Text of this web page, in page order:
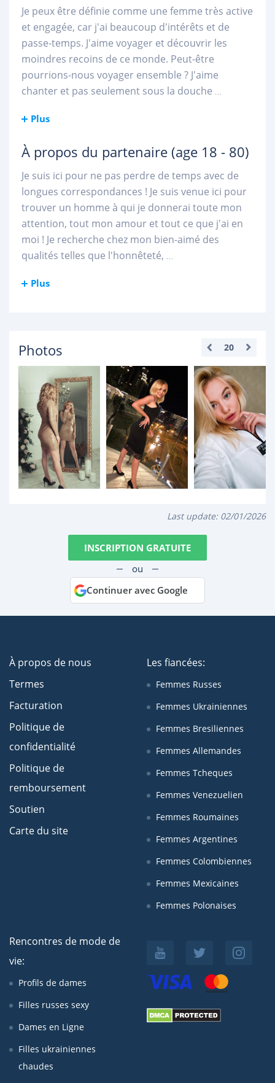
Je peux être définie comme une femme très active
et engagée, car j'ai beaucoup d'intérêts et de
passe-temps. J'aime voyager et découvrir les
moindres recoins de ce monde. Peut-être
pourrions-nous voyager ensemble ? J'aime
chanter et pas seulement sous la douche ...
Plus
À propos du partenaire (age 18 - 80)
Je suis ici pour ne pas perdre de temps avec de
longues correspondances ! Je suis venue ici pour
trouver un homme à qui je donnerai toute mon
attention, tout mon amour et tout ce que j'ai en
moi ! Je recherche chez mon bien-aimé des
qualités telles que l'honnêteté, ...
Plus
Photos 20
Last update: 02/01/2026
INSCRIPTION GRATUITE
ou
Continuer avec Google
À propos de nous
Termes
Facturation
Politique de
confidentialité
Politique de
remboursement
Soutien
Carte du site
Les fiancées:
Femmes Russes
Femmes Ukrainiennes
Femmes Bresiliennes
Femmes Allemandes
Femmes Tcheques
Femmes Venezuelien
Femmes Roumaines
Femmes Argentines
Femmes Colombiennes
Femmes Mexicaines
Femmes Polonaises
Rencontres de mode de
vie:
Profils de dames
Filles russes sexy
Dames en Ligne
Filles ukrainiennes
chaudes